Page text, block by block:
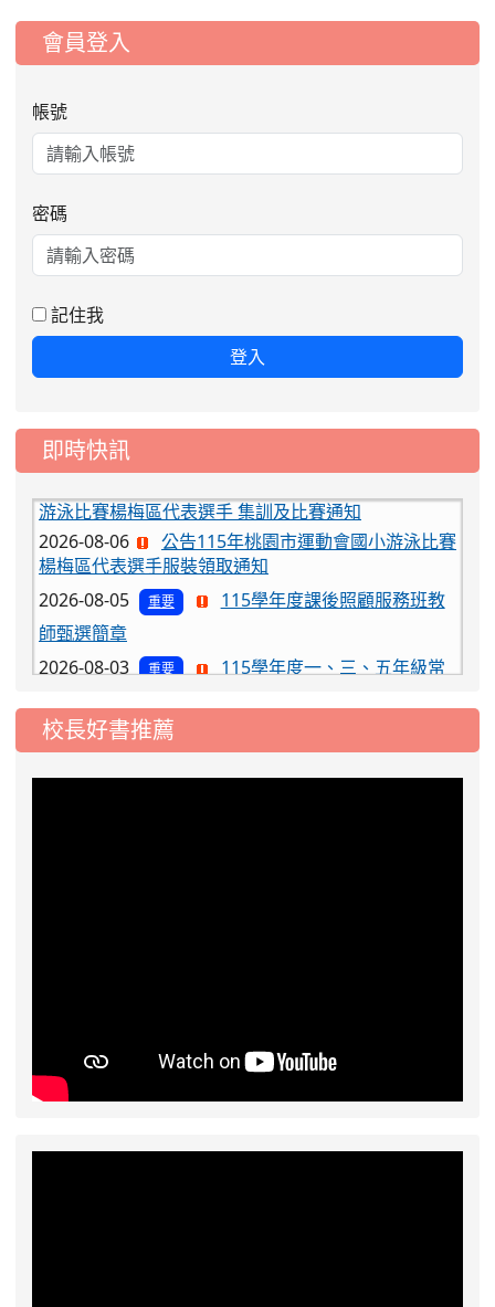
::: 會員登入
帳號
密碼
記住我
登入
即時快訊
2026-08-06
公告115年桃園市運動會國小游泳比賽
楊梅區代表選手服裝領取通知
2026-08-05
重要
115學年度課後照顧服務班教
師甄選簡章
2026-08-03
態編班結果公告
2026-07-31
公告
學校對面建案申請8月份「施
工車輛臨停」一案，請各位用路人留意
2026-07-17
公告
公告-115年桃園市運動會國小
工車輛臨停」一案，請各位用路人留意
2026-07-17
公告
公告-115年桃園市運動會國小
校長好書推薦